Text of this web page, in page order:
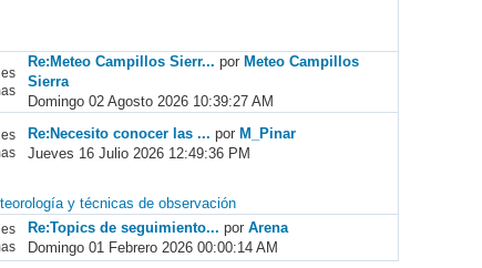
Re:Meteo Campillos Sierr... por Meteo Campillos
Sierra
Domingo 02 Agosto 2026 10:39:27 AM
Re:Necesito conocer las ... porM_Pinar
Jueves 16 Julio 2026 12:49:36 PM
y técnicas de observación
Re:Topics de seguimiento... porArena
Domingo 01 Febrero 2026 00:00:14 AM